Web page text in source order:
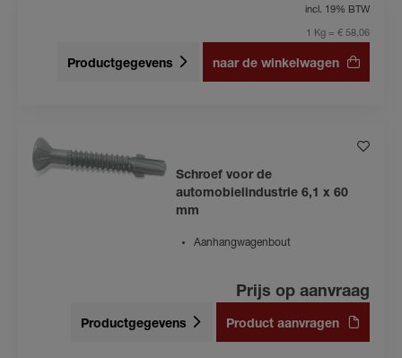
incl. 19% BTW
1 Kg = € 58,06
Productgegevens naar de winkelwagen
Schroef voor de
automobielindustrie 6,1 x 60
mm
Aanhangwagenbout
Prijs op aanvraag
Productgegevens Product aanvragen